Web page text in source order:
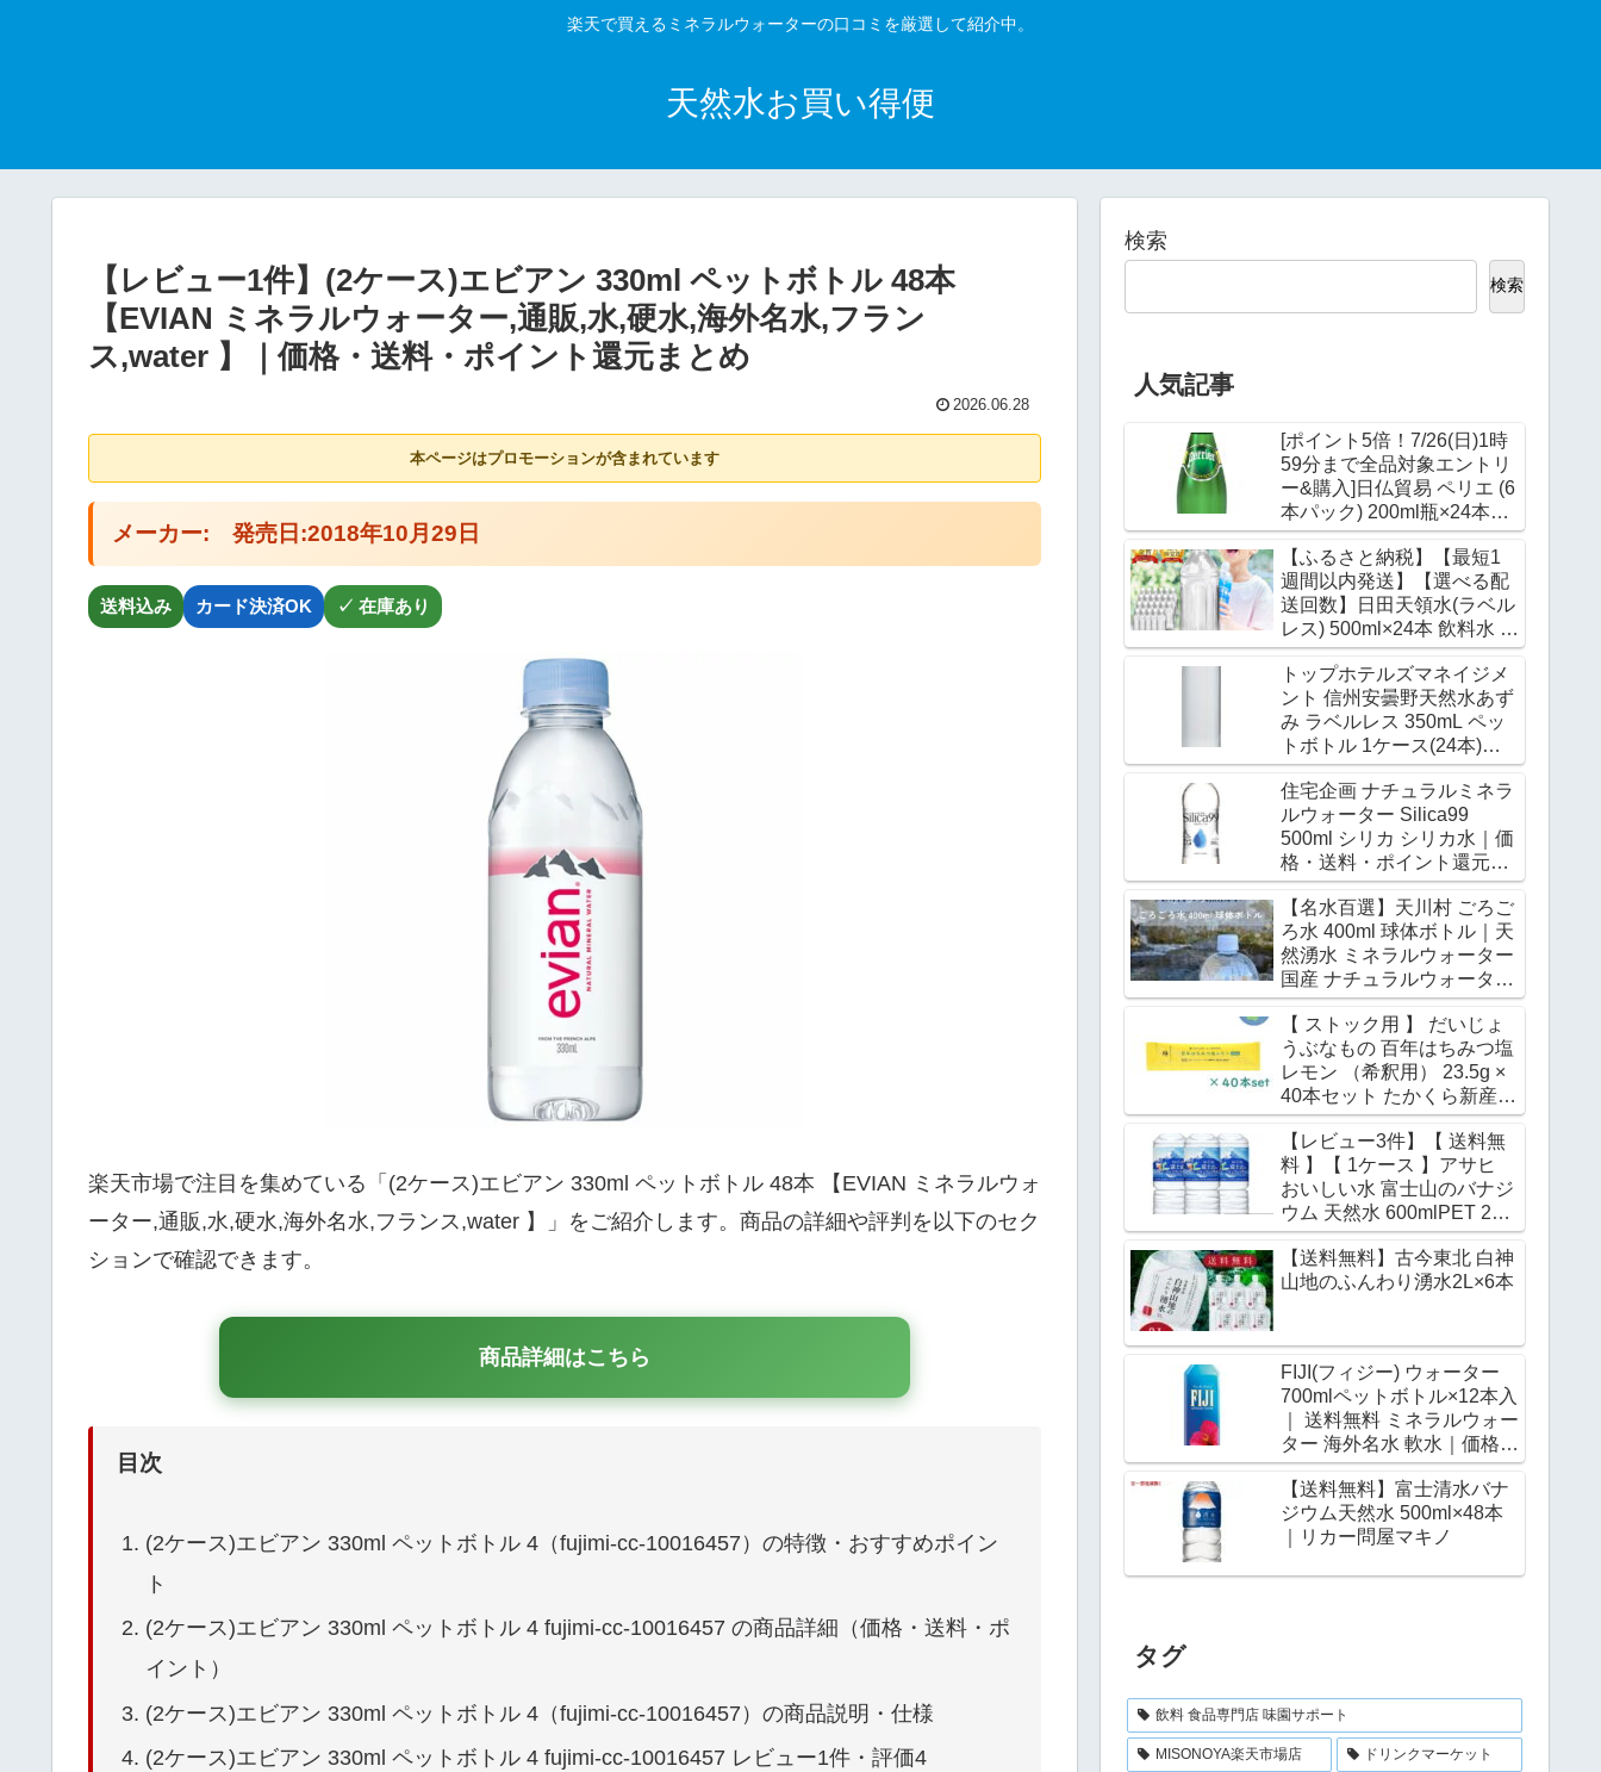
楽天で買えるミネラルウォーターの口コミを厳選して紹介中。
天然水お買い得便
【レビュー1件】(2ケース)エビアン 330ml ペットボトル 48本
【EVIAN ミネラルウォーター,通販,水,硬水,海外名水,フラン
ス,water 】｜価格・送料・ポイント還元まとめ
2026.06.28
本ページはプロモーションが含まれています
メーカー: 発売日:2018年10月29日
送料込み カード決済OK ✓ 在庫あり
楽天市場で注目を集めている「(2ケース)エビアン 330ml ペットボトル 48本 【EVIAN ミネラルウォ
ーター,通販,水,硬水,海外名水,フランス,water 】」をご紹介します。商品の詳細や評判を以下のセク
ションで確認できます。
商品詳細はこちら
目次
(2ケース)エビアン 330ml ペットボトル 4（fujimi-cc-10016457）の特徴・おすすめポイン
ト
(2ケース)エビアン 330ml ペットボトル 4 fujimi-cc-10016457 の商品詳細（価格・送料・ポ
イント）
(2ケース)エビアン 330ml ペットボトル 4（fujimi-cc-10016457）の商品説明・仕様
(2ケース)エビアン 330ml ペットボトル 4 fujimi-cc-10016457 レビュー1件・評価4
検索
検索
人気記事
[ポイント5倍！7/26(日)1時
59分まで全品対象エントリ
ー&購入]日仏貿易 ペリエ (6
本パック) 200ml瓶×24本入
｜ 送料無料 ミネラルウォー
ター 発泡水 炭酸水｜価格・
送料・ポイント還元まとめ
【ふるさと納税】【最短1
週間以内発送】【選べる配
送回数】日田天領水(ラベル
レス) 500ml×24本 飲料水 水
みず 備蓄 防災 天然水 天然
ミネラルウォーター みねら
るうぉーたー ミネラル シリ
カ ラベルレス 日田市 / グリ
ーングループ株式会社
[AREG059-062]｜価格・送
料・ポイント還元まとめ
トップホテルズマネイジメ
ント 信州安曇野天然水あず
み ラベルレス 350mL ペッ
トボトル 1ケース(24本)
(4573127070394) 取り寄せ
商品｜価格・送料・ポイン
ト還元まとめ
住宅企画 ナチュラルミネラ
ルウォーター Silica99
500ml シリカ シリカ水｜価
格・送料・ポイント還元ま
とめ
【名水百選】天川村 ごろご
ろ水 400ml 球体ボトル｜天
然湧水 ミネラルウォーター
国産 ナチュラルウォーター
｜価格・送料・ポイント還
元まとめ
【 ストック用 】 だいじょ
うぶなもの 百年はちみつ塩
レモン （希釈用） 23.5g ×
40本セット たかくら新産業
レザーウッドハニー 宮古島
の海塩 水分補給 イオン補給
ミネラルウォーター 炭酸水
500mL 希釈 熱中症 対策｜
価格・送料・ポイント還元
まとめ
【レビュー3件】【 送料無
料 】【 1ケース 】アサヒ
おいしい水 富士山のバナジ
ウム 天然水 600mlPET 24
本 ミネラルウォーター バナ
ジウム水 みず お水 バナジ
ウム天然水 ペットボトル 水
【送料無料】古今東北 白神
山地のふんわり湧水2L×6本
FIJI(フィジー) ウォーター
700mlペットボトル×12本入
｜ 送料無料 ミネラルウォー
ター 海外名水 軟水｜価格・
送料・ポイント還元まとめ
【送料無料】富士清水バナ
ジウム天然水 500ml×48本
｜リカー問屋マキノ
タグ
飲料 食品専門店 味園サポート
MISONOYA楽天市場店 ドリンクマーケット